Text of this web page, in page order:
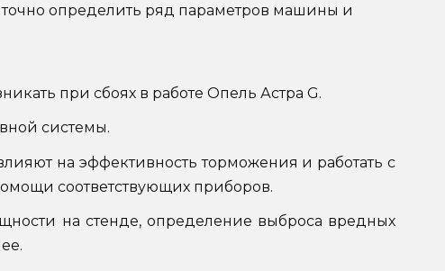
определить ряд параметров машины и
при сбоях в работе Опель Астра G.
системы.
на эффективность торможения и работать с
соответствующих приборов.
на стенде, определение выброса вредных